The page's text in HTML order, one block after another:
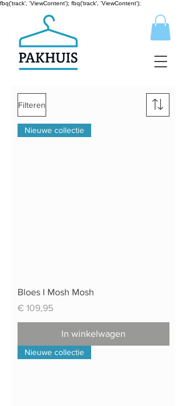
fbq('track', 'ViewContent'); fbq('track', 'ViewContent');
Filteren
Nieuwe collectie
Bloes I Mosh Mosh
Prijs
€ 109,95
In winkelwagen
Nieuwe collectie